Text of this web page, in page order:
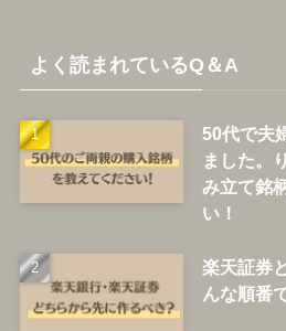
よく読まれているQ＆A
50代で夫
ました。
み立て銘
い！
楽天証券
んな順番